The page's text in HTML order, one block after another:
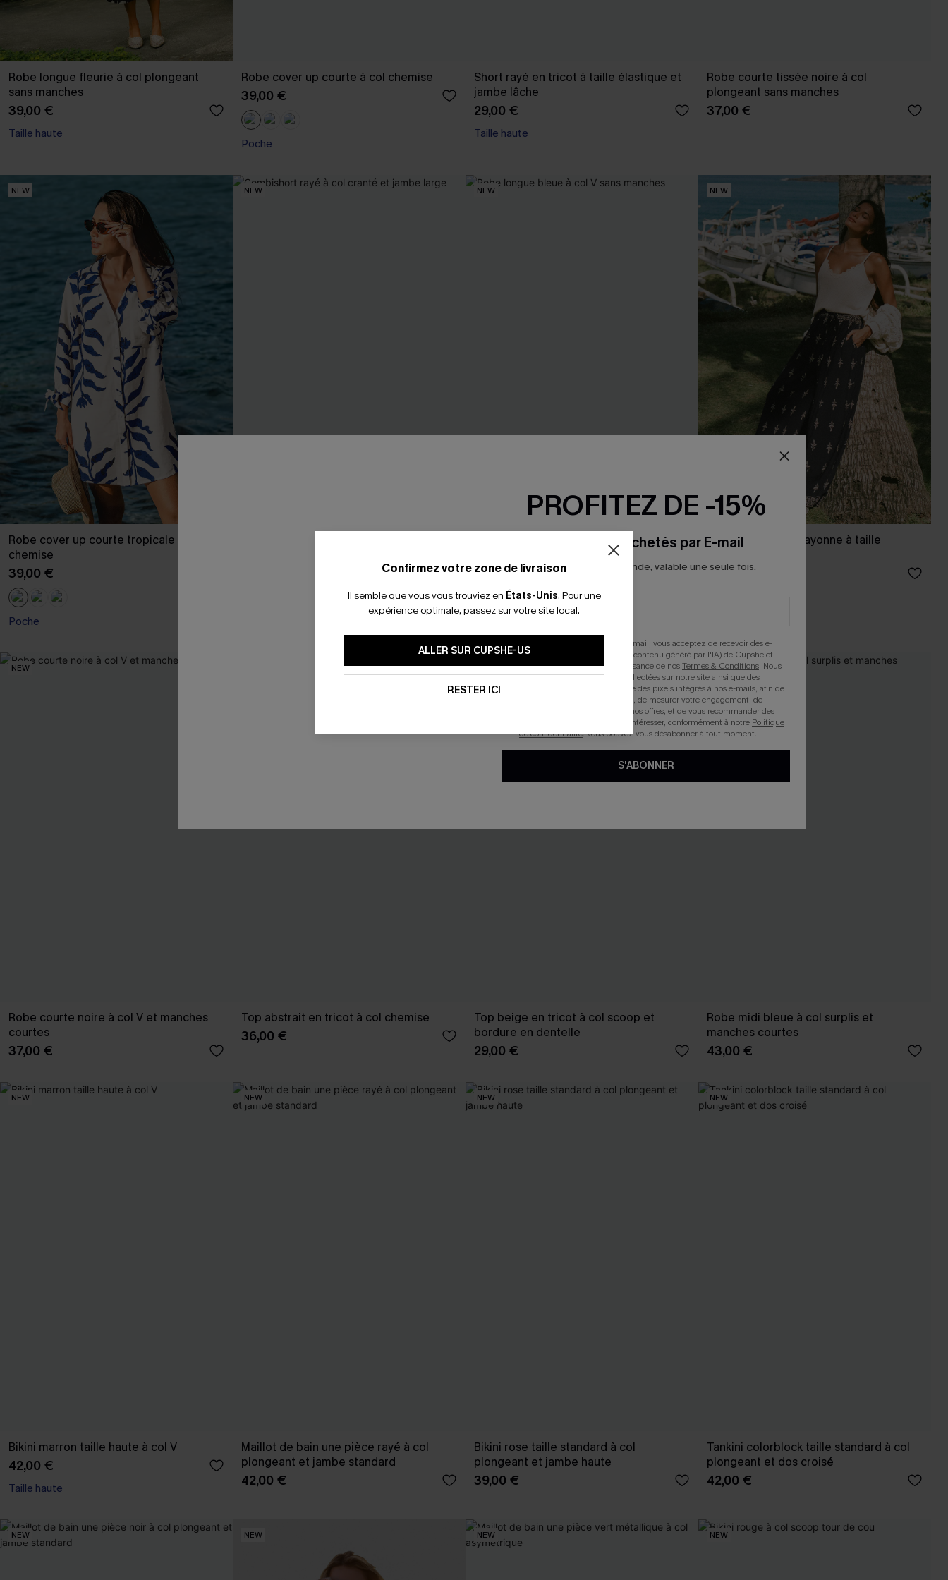
Robe longue fleurie à col plongeant
sans manches
39,00 €
Taille haute
Robe cover up courte à col chemise
39,00 €
Poche
Short rayé en tricot à taille élastique et
jambe lâche
29,00 €
Taille haute
Robe courte tissée noire à col
plongeant sans manches
37,00 €
NEW
Robe cover up courte tropicale à col
chemise
39,00 €
Poche
NEW NEW
Robe longue bleue à col V sans
39,00 €
NEW
Pantalon orné en rayonne à taille
33,00 €
NEW
Robe courte noire à col V et manches
courtes
37,00 €
Top abstrait en tricot à col chemise
36,00 €
NEW
Top beige en tricot à col scoop et
bordure en dentelle
29,00 €
NEW
Robe midi bleue à col surplis et
manches courtes
43,00 €
NEW
Bikini marron taille haute à col V
42,00 €
Taille haute
NEW
Maillot de bain une pièce rayé à col
plongeant et jambe standard
42,00 €
NEW
Bikini rose taille standard à col
plongeant et jambe haute
39,00 €
NEW
Tankini colorblock taille standard à col
plongeant et dos croisé
42,00 €
NEW NEW NEW NEW
Confirmez votre zone de livraison
Il semble que vous vous trouviez en États-Unis. Pour une
expérience optimale, passez sur votre site local.
ALLER SUR CUPSHE-US
RESTER ICI
PROFITEZ DE -15%
-15% dès 2 Achetés par E-mail
*Un code par commande, valable une seule fois.
En soumettant votre adresse e-mail, vous acceptez de recevoir des e-
mails marketing (y compris du contenu généré par l'IA) de Cupshe et
reconnaissez avoir pris connaissance de nosTermes & Conditions. Nous
pouvons utiliser les données collectées sur notre site ainsi que des
technologies de suivi, telles que des pixels intégrés à nos e-mails, afin de
savoir si ceux-ci ont été ouverts, de mesurer votre engagement, de
personnaliser nos contenus et nos offres, et de vous recommander des
produits susceptibles de vous intéresser, conformément à notre Politique
de confidentialité. Vous pouvez vous désabonner à tout moment.
S'ABONNER